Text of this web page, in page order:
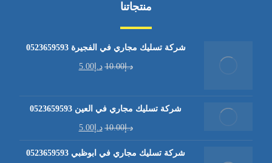
منتجاتنا
شركة تسليك مجاري في الفجيرة 0523659593
د.إ10.00 د.إ5.00
شركة تسليك مجاري في العين 0523659593
د.إ10.00 د.إ5.00
شركة تسليك مجاري في ابوظبي 0523659593